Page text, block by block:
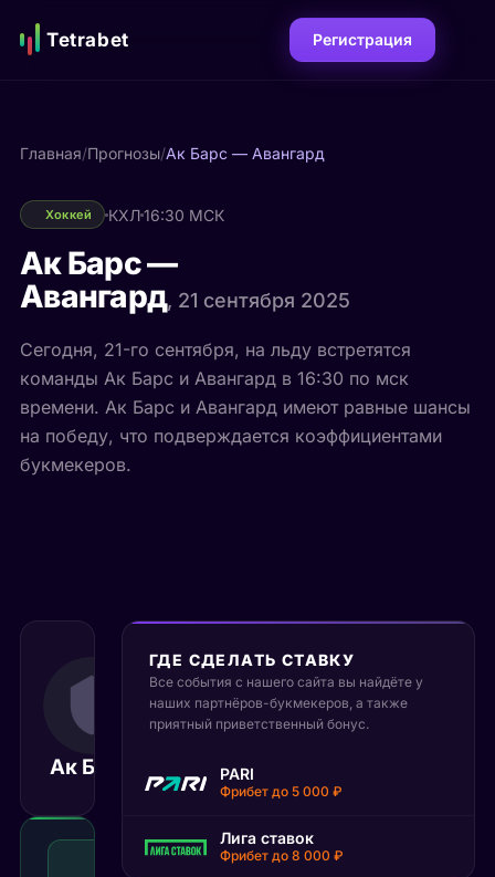
Tetrabet Регистрация
Главная/Прогнозы/Ак Барс — Авангард
Хоккей КХЛ16:30 МСК
Ак Барс —
Авангард, 21 сентября 2025
Сегодня, 21-го сентября, на льду встретятся
команды Ак Барс и Авангард в 16:30 по мск
времени. Ак Барс и Авангард имеют равные шансы
на победу, что подверждается коэффициентами
букмекеров.
Ак Барс
21 сентября 2025
16:30
МСК
Победа
ГДЕ СДЕЛАТЬ СТАВКУ
Все события с нашего сайта вы найдёте у
наших партнёров-букмекеров, а также
приятный приветственный бонус.
PARI
Фрибет до 5 000 ₽
Лига ставок
Фрибет до 8 000 ₽